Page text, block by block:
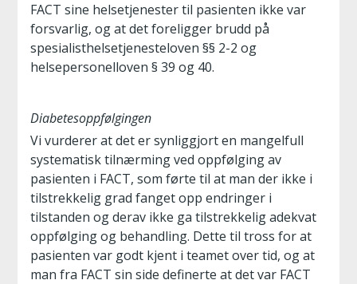
FACT sine helsetjenester til pasienten ikke var
forsvarlig, og at det foreligger brudd på
spesialisthelsetjenesteloven §§ 2-2 og
helsepersonelloven § 39 og 40.
Diabetesoppfølgingen
Vi vurderer at det er synliggjort en mangelfull
systematisk tilnærming ved oppfølging av
pasienten i FACT, som førte til at man der ikke i
tilstrekkelig grad fanget opp endringer i
tilstanden og derav ikke ga tilstrekkelig adekvat
oppfølging og behandling. Dette til tross for at
pasienten var godt kjent i teamet over tid, og at
man fra FACT sin side definerte at det var FACT